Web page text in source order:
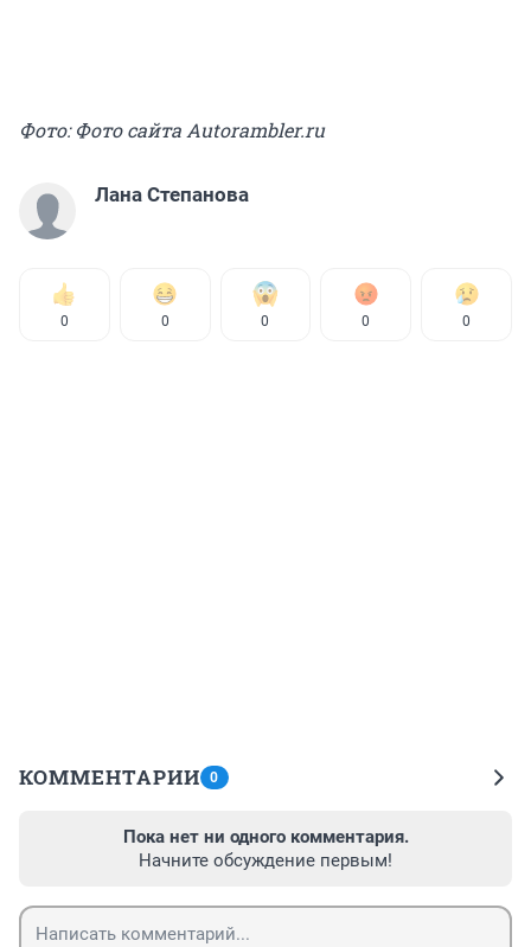
Фото: Фото сайта Аutorambler.ru
Лана Степанова
0 0 0 0 0
КОММЕНТАРИИ 0
Пока нет ни одного комментария.
Начните обсуждение первым!